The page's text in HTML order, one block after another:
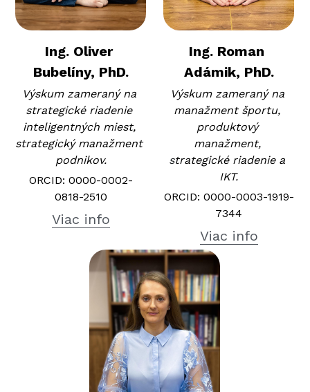
Ing. Oliver
Bubelíny, PhD.
Výskum zameraný na
strategické riadenie
inteligentných miest,
strategický manažment
podnikov.
ORCID: 0000-0002-
0818-2510
Viac info
Ing. Roman
Adámik, PhD.
Výskum zameraný na
manažment športu,
produktový
manažment,
strategické riadenie a
IKT.
ORCID: 0000-0003-1919-
7344
Viac info